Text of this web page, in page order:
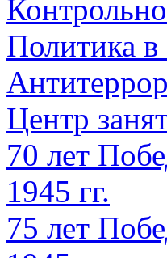
Политика
Центр
70 лет
1945 гг.
75 лет